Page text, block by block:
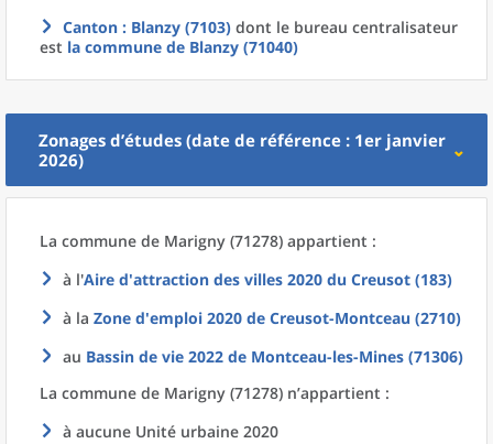
Canton : Blanzy (7103) dont le bureau centralisateur
est la commune de Blanzy (71040)
Zonages d’études (date de référence : 1er janvier
2026)
La commune de Marigny (71278) appartient :
à l'Aire d'attraction des villes 2020 du Creusot (183)
à la Zone d'emploi 2020 de Creusot-Montceau (2710)
au Bassin de vie 2022 de Montceau-les-Mines (71306)
La commune de Marigny (71278) n’appartient :
à aucune Unité urbaine 2020